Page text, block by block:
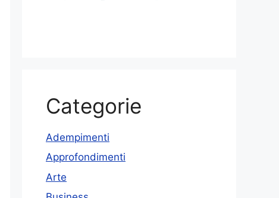
Categorie
Adempimenti
Approfondimenti
Arte